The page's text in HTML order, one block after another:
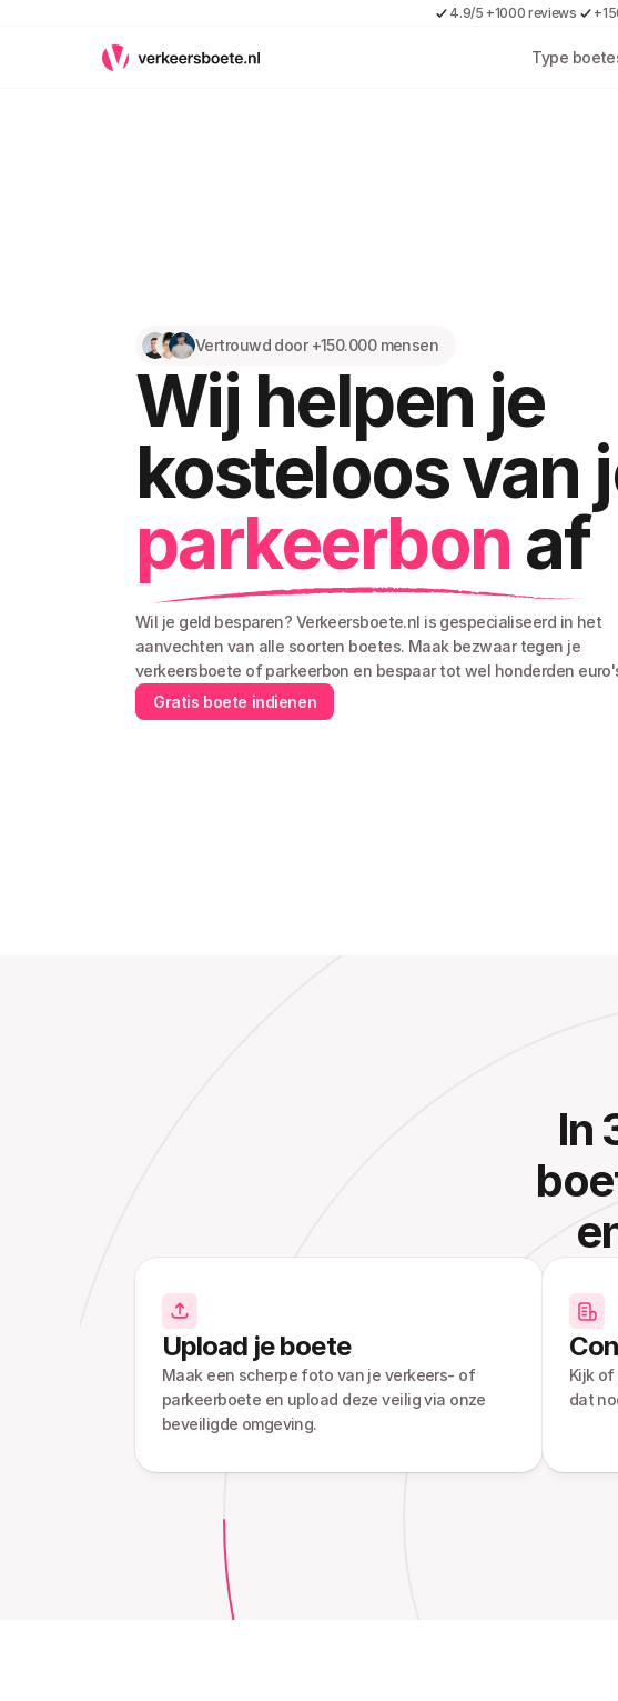
4.9/5 +1000 reviews
Type
Vertrouwd door +150.000 mensen
Wij helpen je
kosteloos van
parkeerbon af
Wil je geld besparen? Verkeersboete.nl is gespecialiseerd in het
aanvechten van alle soorten boetes. Maak bezwaar tegen je
verkeersboete of parkeerbon en bespaar tot wel honderden
Gratis boete indienen
In
Upload je boete
Maak een scherpe foto van je verkeers- of
parkeerboete en upload deze veilig via onze
beveiligde omgeving.
Kijk
dat